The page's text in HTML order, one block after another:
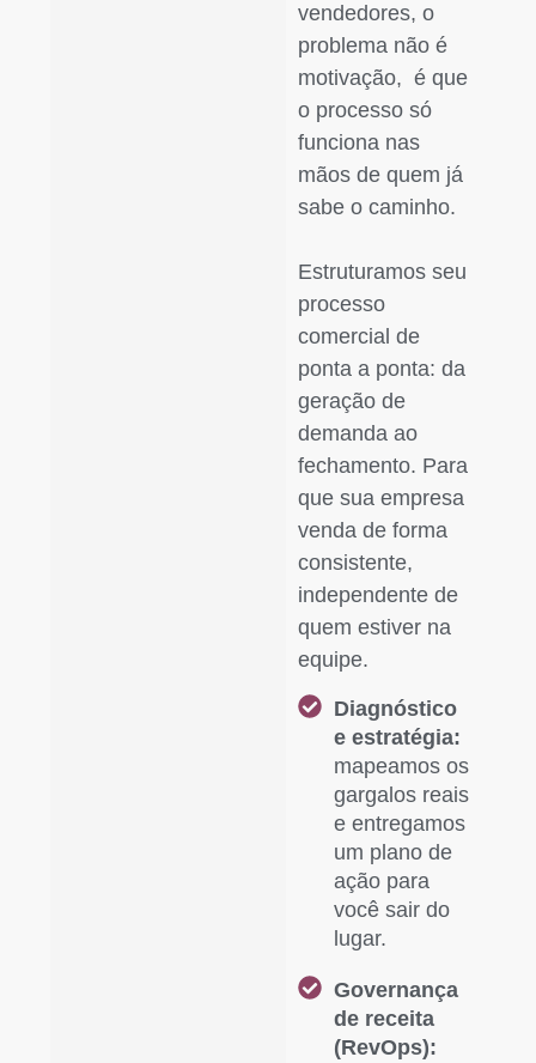
vendedores, o
problema não é
motivação, é que
o processo só
funciona nas
mãos de quem já
sabe o caminho.
Estruturamos seu
processo
comercial de
ponta a ponta: da
geração de
demanda ao
fechamento. Para
que sua empresa
venda de forma
consistente,
independente de
quem estiver na
equipe.
Diagnóstico
e estratégia:
mapeamos os
gargalos reais
e entregamos
um plano de
ação para
você sair do
lugar.
Governança
de receita
(RevOps):